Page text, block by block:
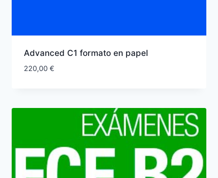
Advanced C1 formato en papel
220,00 €